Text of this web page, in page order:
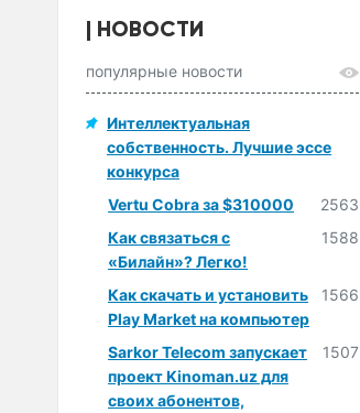
НОВОСТИ
популярные новости
Интеллектуальная
собственность. Лучшие эссе
конкурса
Vertu Cobra за $310000
2563
Как связаться с
«Билайн»? Легко!
1588
Как скачать и установить
Play Market на компьютер
1566
Sarkor Telecom запускает
проект Kinoman.uz для
своих абонентов,
1507